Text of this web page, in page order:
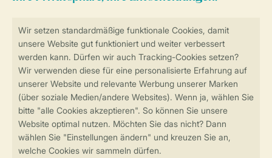
Sicherstellung Deiner Privatsphäre
Sicher und schnell zur Online-Buchung
SSL-Verschlüsselung
Sichere Datenübertragung
Sicheres Bezahlen